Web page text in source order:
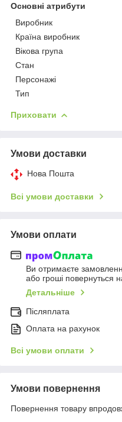
Основні атрибути
Виробник
Країна виробник
Вікова група
Стан
Персонажі
Тип
Приховати
Умови доставки
Нова Пошта
Всі умови доставки
Умови оплати
Ви отримаєте
або гроші повернуться
Детальніше
Післяплата
Оплата на рахунок
Всі умови оплати
Умови повернення
Повернення товару